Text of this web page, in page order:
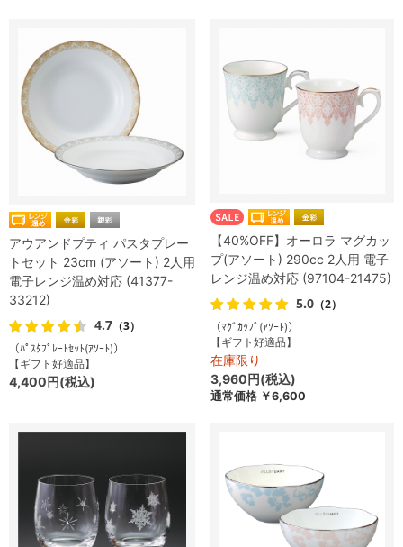
アウアンドプティ パスタプレー
トセット 23cm (アソート) 2人用
電子レンジ温め対応 (41377-
33212)
4.7 （3）
（ﾊﾟｽﾀﾌﾟﾚｰﾄｾｯﾄ(ｱｿｰﾄ)）
【ギフト好適品】
4,400円(税込)
【40%OFF】オーロラ マグカッ
プ(アソート) 290cc 2人用 電子
レンジ温め対応 (97104-21475)
5.0 （2）
（ﾏｸﾞｶｯﾌﾟ(ｱｿｰﾄ)）
【ギフト好適品】
在庫限り
3,960円(税込)
通常価格￥6,600